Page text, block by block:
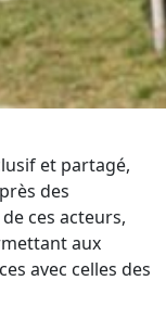
et partagé,
des
ces acteurs,
aux
avec celles des